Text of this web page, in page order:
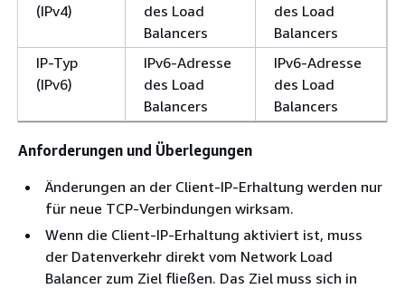
(IPv4)
des Load
Balancers
des Load
Balancers
IP-Typ
(IPv6)
IPv6-Adresse
des Load
Balancers
IPv6-Adresse
des Load
Balancers
Anforderungen und Überlegungen
Änderungen an der Client-IP-Erhaltung werden nur
für neue TCP-Verbindungen wirksam.
Wenn die Client-IP-Erhaltung aktiviert ist, muss
der Datenverkehr direkt vom Network Load
Balancer zum Ziel fließen. Das Ziel muss sich in